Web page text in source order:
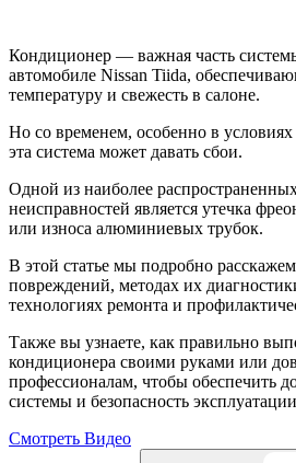
Кондиционер — важная часть
автомобиле Nissan Tiida,
температуру и свежесть в салоне.
Но со временем, особенно в условиях
эта система может давать сбои.
Одной из наиболее
неисправностей является утечка
или износа алюминиевых трубок.
В этой статье мы подробно
повреждений, методах их
технологиях ремонта и
Также вы узнаете, как правильно
кондиционера своими руками или
профессионалам, чтобы обеспечить
системы и безопасность
Смотреть Видео